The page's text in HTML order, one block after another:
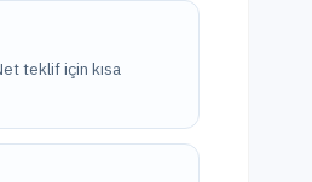
teklif için kısa